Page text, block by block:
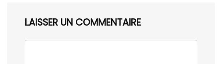
LAISSER UN COMMENTAIRE